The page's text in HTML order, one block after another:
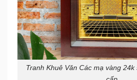
Tranh Khuê Văn Các mạ vàng